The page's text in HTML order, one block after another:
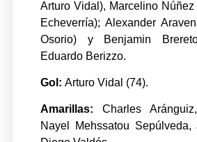
Arturo Vidal), Marcelino
Echeverría); Alexander
Osorio) y Benjamin
Eduardo Berizzo.
Gol: Arturo Vidal (74).
Amarillas: Charles
Nayel Mehssatou Sepúlveda,